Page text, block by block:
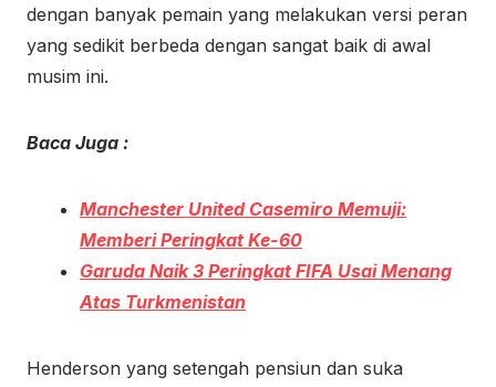
dengan banyak pemain yang melakukan versi peran
yang sedikit berbeda dengan sangat baik di awal
musim ini.
Baca Juga :
Manchester United Casemiro Memuji:
Memberi Peringkat Ke-60
Garuda Naik 3 Peringkat FIFA Usai Menang
Atas Turkmenistan
Henderson yang setengah pensiun dan suka